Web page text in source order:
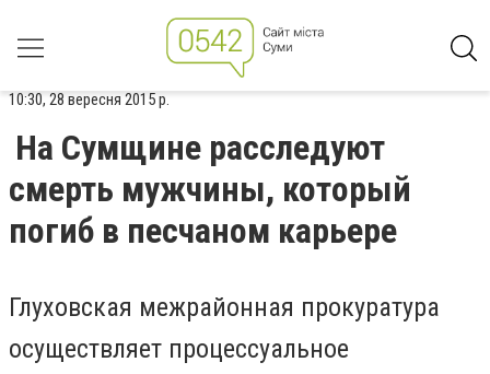
10:30, 28 вересня 2015 р.
На Сумщине расследуют
смерть мужчины, который
погиб в песчаном карьере
Глуховская межрайонная прокуратура
осуществляет процессуальное